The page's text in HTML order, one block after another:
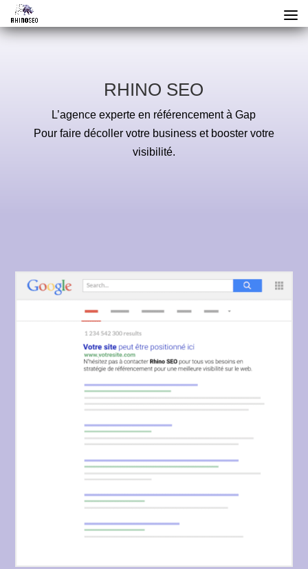
RHINO SEO
L’agence experte en référencement à Gap
Pour faire décoller votre business et booster votre
visibilité.